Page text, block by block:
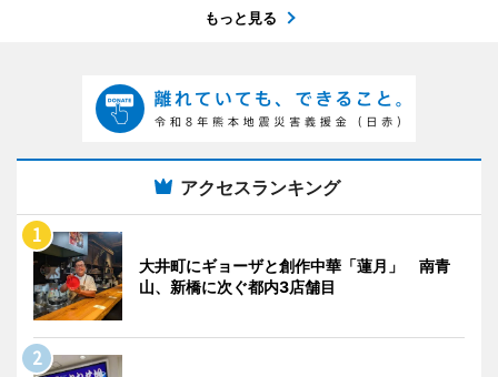
もっと見る
アクセスランキング
大井町にギョーザと創作中華「蓮月」 南青
山、新橋に次ぐ都内3店舗目